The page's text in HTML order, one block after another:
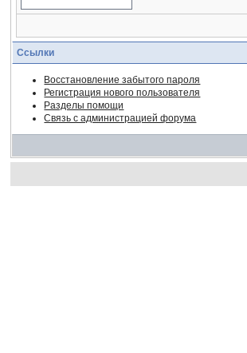
Ссылки
Восстановление забытого пароля
Регистрация нового пользователя
Разделы помощи
Связь с администрацией форума